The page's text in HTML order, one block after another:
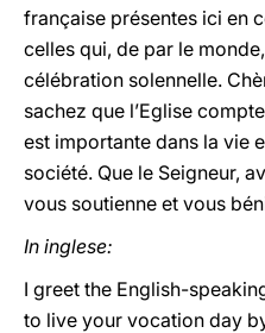
française présentes ici en
celles qui, de par le
célébration solennelle.
sachez que l’Eglise
est importante dans la vie
société. Que le Seigneur,
vous soutienne et vous
In inglese:
I greet the English-
to live your vocation day